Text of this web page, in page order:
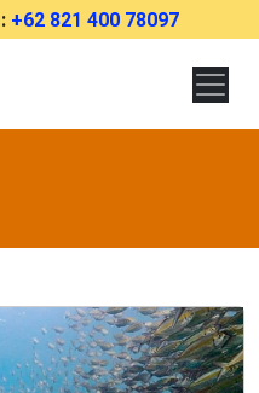
+62 821 400 78097